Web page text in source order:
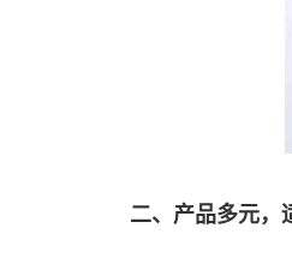
二、产品多元，